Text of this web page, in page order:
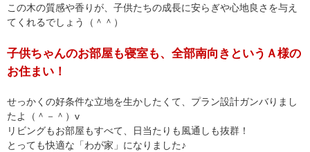
この木の質感や香りが、子供たちの成長に安らぎや心地良さを与え
てくれるでしょう（＾＾）
子供ちゃんのお部屋も寝室も、全部南向きというＡ様の
お住まい！
せっかくの好条件な立地を生かしたくて、プラン設計ガンバりまし
たよ（＾－＾）v
リビングもお部屋もすべて、日当たりも風通しも抜群！
とっても快適な「わが家」になりました♪